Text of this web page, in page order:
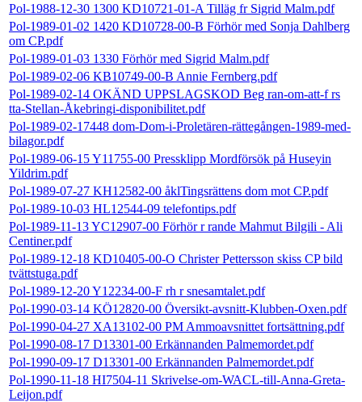
Pol-1988-12-30 1300 KD10721-01-A Tilläg fr Sigrid Malm.pdf
Pol-1989-01-02 1420 KD10728-00-B Förhör med Sonja Dahlberg
om CP.pdf
Pol-1989-01-03 1330 Förhör med Sigrid Malm.pdf
Pol-1989-02-06 KB10749-00-B Annie Fernberg.pdf
Pol-1989-02-14 OKÄND UPPSLAGSKOD Beg ran-om-att-f rs
tta-Stellan-Åkebringi-disponibilitet.pdf
Pol-1989-02-17448 dom-Dom-i-Proletären-rättegången-1989-med-
bilagor.pdf
Pol-1989-06-15 Y11755-00 Pressklipp Mordförsök på Huseyin
Yildrim.pdf
Pol-1989-07-27 KH12582-00 åklTingsrättens dom mot CP.pdf
Pol-1989-10-03 HL12544-09 telefontips.pdf
Pol-1989-11-13 YC12907-00 Förhör r rande Mahmut Bilgili - Ali
Centiner.pdf
Pol-1989-12-18 KD10405-00-O Christer Pettersson skiss CP bild
tvättstuga.pdf
Pol-1989-12-20 Y12234-00-F rh r snesamtalet.pdf
Pol-1990-03-14 KÖ12820-00 Översikt-avsnitt-Klubben-Oxen.pdf
Pol-1990-04-27 XA13102-00 PM Ammoavsnittet fortsättning.pdf
Pol-1990-08-17 D13301-00 Erkännanden Palmemordet.pdf
Pol-1990-09-17 D13301-00 Erkännanden Palmemordet.pdf
Pol-1990-11-18 HI7504-11 Skrivelse-om-WACL-till-Anna-Greta-
Leijon.pdf